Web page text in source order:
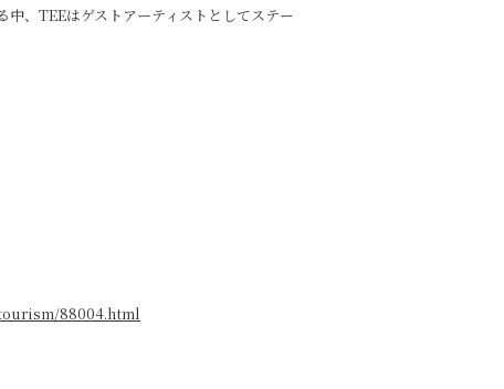
、TEEはゲストアーティストとしてステー
88004.html